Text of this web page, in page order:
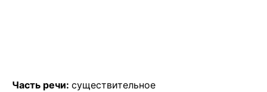
Часть речи: существительное